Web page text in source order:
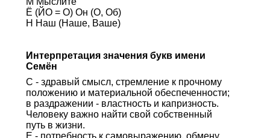
Ё (ЙО = О) Он (О, Об)
Н Наш (Наше, Ваше)
Интерпретация значения букв имени
Семён
С - здравый смысл, стремление к прочному
положению и материальной обеспеченности;
в раздражении - властность и капризность.
Человеку важно найти свой собственный
путь в жизни.
Е - потребность к самовыражению, обмену